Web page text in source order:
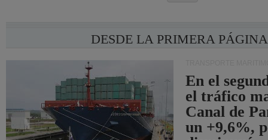
DESDE LA PRIMERA PÁGINA
En el
el tráfico
Canal de
un +9,6%,